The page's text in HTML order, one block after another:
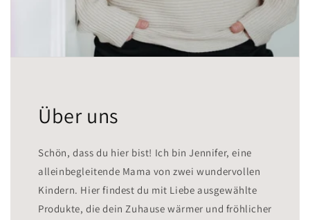
Über uns
Schön, dass du hier bist! Ich bin Jennifer, eine
alleinbegleitende Mama von zwei wundervollen
Kindern. Hier findest du mit Liebe ausgewählte
Produkte, die dein Zuhause wärmer und fröhlicher